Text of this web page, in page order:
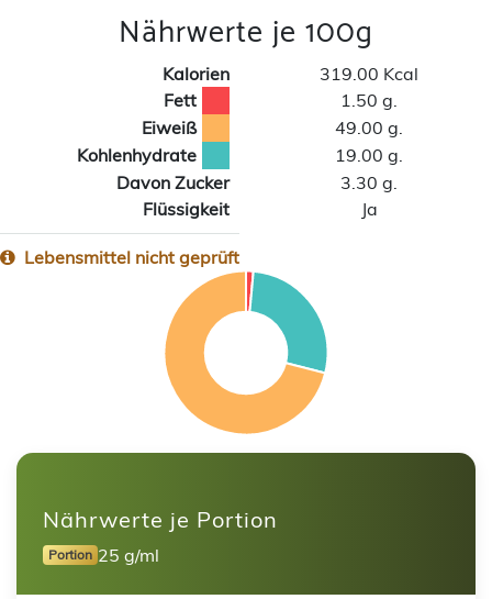
Nährwerte je 100g
Kalorien
319.00 Kcal
Fett
1.50 g.
Eiweiß
49.00 g.
Kohlenhydrate
19.00 g.
Davon Zucker
3.30 g.
Flüssigkeit
Ja
Lebensmittel nicht geprüft
Nährwerte je Portion
Portion 25 g/ml